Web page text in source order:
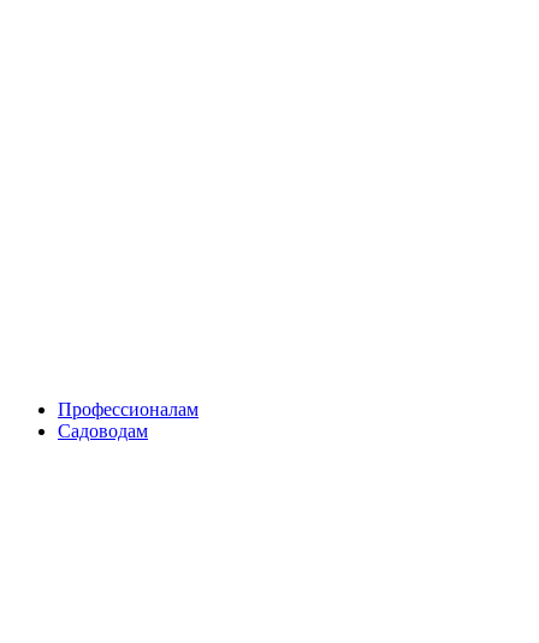
Профессионалам
Садоводам